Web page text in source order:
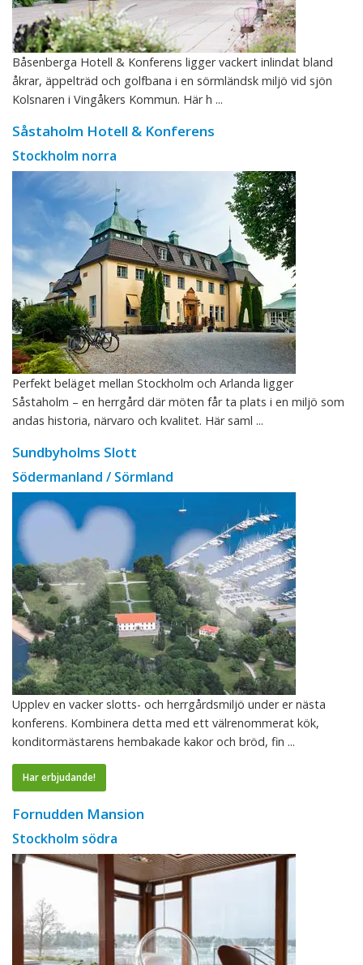
Båsenberga Hotell & Konferens ligger vackert inlindat bland
åkrar, äppelträd och golfbana i en sörmländsk miljö vid sjön
Kolsnaren i Vingåkers Kommun. Här h ...
Såstaholm Hotell & Konferens
Stockholm norra
Perfekt beläget mellan Stockholm och Arlanda ligger
Såstaholm – en herrgård där möten får ta plats i en miljö som
andas historia, närvaro och kvalitet. Här saml ...
Sundbyholms Slott
Södermanland / Sörmland
Upplev en vacker slotts- och herrgårdsmiljö under er nästa
konferens. Kombinera detta med ett välrenommerat kök,
konditormästarens hembakade kakor och bröd, fin ...
Har erbjudande!
Fornudden Mansion
Stockholm södra